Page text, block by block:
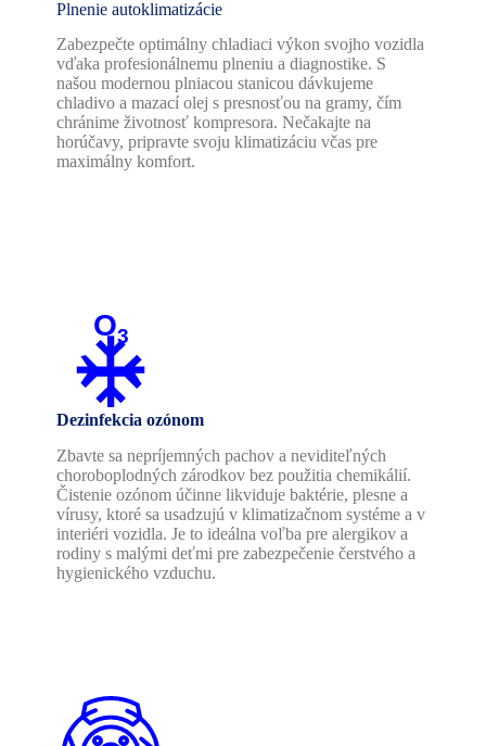
Plnenie autoklimatizácie
Zabezpečte optimálny chladiaci výkon svojho vozidla
vďaka profesionálnemu plneniu a diagnostike. S
našou modernou plniacou stanicou dávkujeme
chladivo a mazací olej s presnosťou na gramy, čím
chránime životnosť kompresora. Nečakajte na
horúčavy, pripravte svoju klimatizáciu včas pre
maximálny komfort.
O3
Dezinfekcia ozónom
Zbavte sa nepríjemných pachov a neviditeľných
choroboplodných zárodkov bez použitia chemikálií.
Čistenie ozónom účinne likviduje baktérie, plesne a
vírusy, ktoré sa usadzujú v klimatizačnom systéme a v
interiéri vozidla. Je to ideálna voľba pre alergikov a
rodiny s malými deťmi pre zabezpečenie čerstvého a
hygienického vzduchu.